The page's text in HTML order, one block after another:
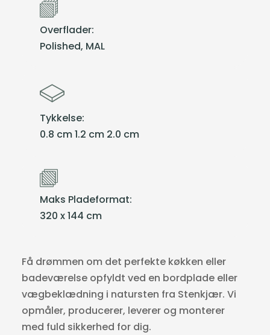
Overflader:
Polished, MAL
Tykkelse:
0.8 cm 1.2 cm 2.0 cm
Maks Pladeformat:
320 x 144 cm
Få drømmen om det perfekte køkken eller
badeværelse opfyldt ved en bordplade eller
vægbeklædning i natursten fra Stenkjær. Vi
opmåler, producerer, leverer og monterer
med fuld sikkerhed for dig.